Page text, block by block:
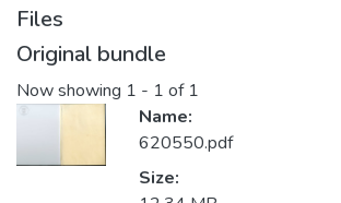
Files
Original bundle
Now showing 1 - 1 of 1
Name:
620550.pdf
Size: